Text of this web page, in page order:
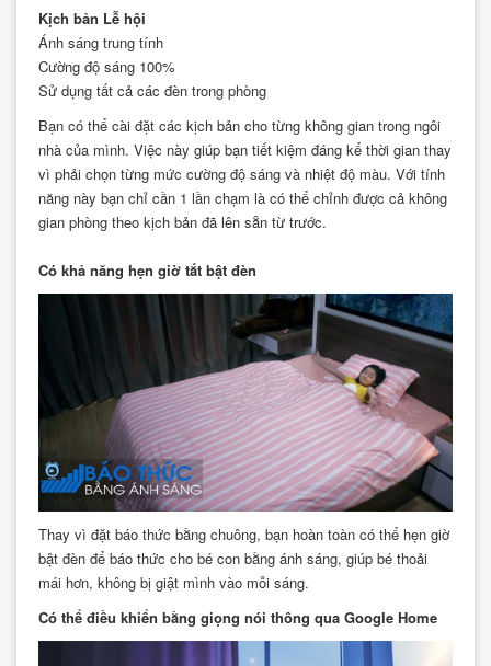
Kịch bản Lễ hội
Ánh sáng trung tính
Cường độ sáng 100%
Sử dụng tất cả các đèn trong phòng
Bạn có thể cài đặt các kịch bản cho từng không gian trong ngôi
nhà của mình. Việc này giúp bạn tiết kiệm đáng kể thời gian thay
vì phải chọn từng mức cường độ sáng và nhiệt độ màu. Với tính
năng này bạn chỉ cần 1 lần chạm là có thể chỉnh được cả không
gian phòng theo kịch bản đã lên sẵn từ trước.
Có khả năng hẹn giờ tắt bật đèn
Thay vì đặt báo thức bằng chuông, bạn hoàn toàn có thể hẹn giờ
bật đèn để báo thức cho bé con bằng ánh sáng, giúp bé thoải
mái hơn, không bị giật mình vào mỗi sáng.
Có thể điều khiển bằng giọng nói thông qua Google Home